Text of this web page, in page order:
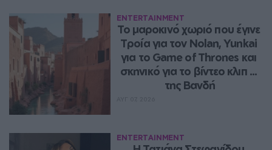
ENTERTAINMENT
Το μαροκινό χωριό που έγινε
Τροία για τον Nolan, Yunkai
για το Game of Thrones και
σκηνικό για το βίντεο κλιπ ...
της Βανδή
ENTERTAINMENT